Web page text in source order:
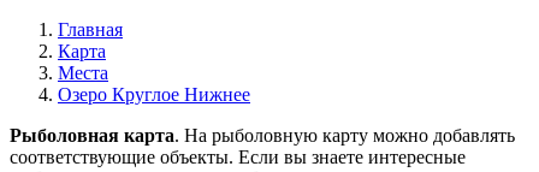
Главная
Карта
Места
Озеро Круглое Нижнее
Рыболовная карта. На рыболовную карту можно добавлять
соответствующие объекты. Если вы знаете интересные